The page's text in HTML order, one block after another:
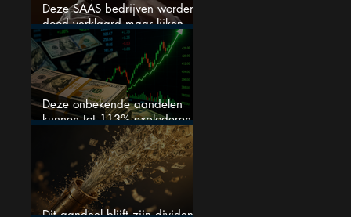
Deze SAAS bedrijven worden
dood verklaard maar lijken
springlevend
Deze onbekende aandelen
kunnen tot 113% exploderen
(één springt eruit)